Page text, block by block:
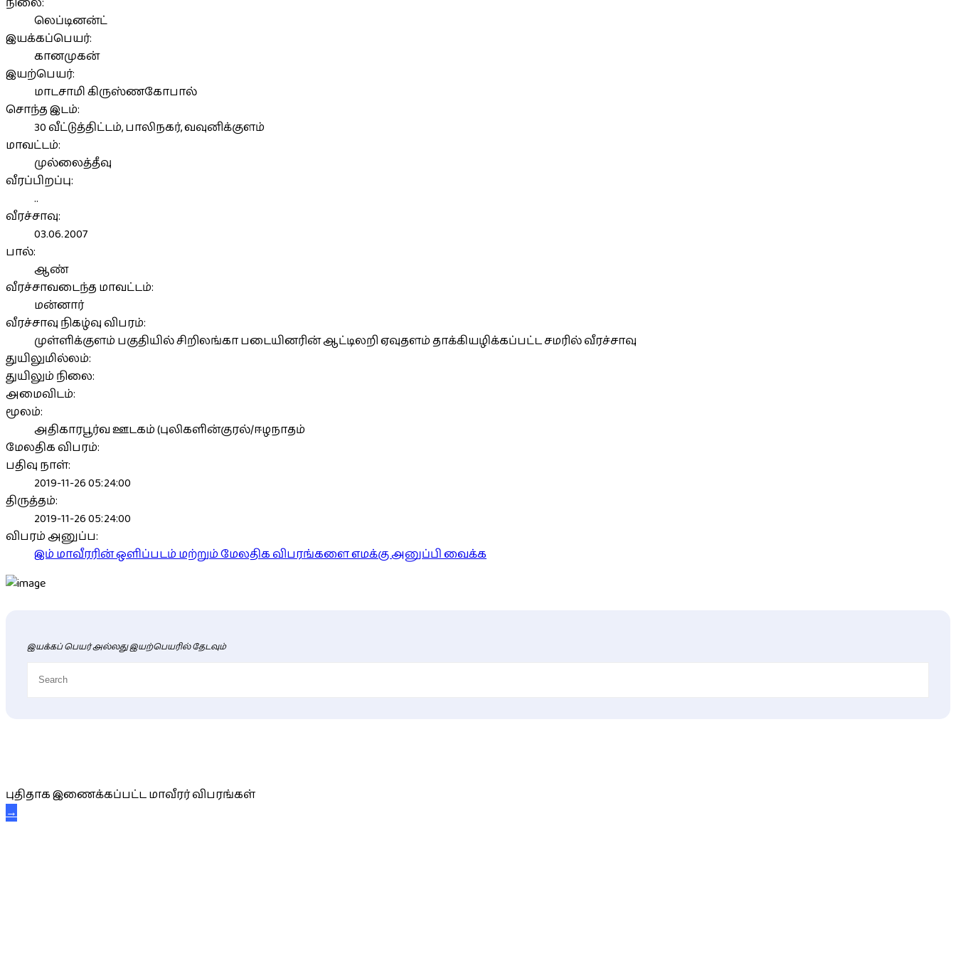
லெப்டினன்ட்
இயக்கப்பெயர்:
கானமுகன்
இயற்பெயர்:
மாடசாமி கிருஸ்ணகோபால்
சொந்த இடம்:
30 வீட்டுத்திட்டம், பாலிநகர், வவுனிக்குளம்
மாவட்டம்:
முல்லைத்தீவு
வீரப்பிறப்பு:
..
வீரச்சாவு:
03.06.2007
பால்:
ஆண்
வீரச்சாவடைந்த மாவட்டம்:
மன்னார்
வீரச்சாவு நிகழ்வு விபரம்:
முள்ளிக்குளம் பகுதியில் சிறிலங்கா படையினரின் ஆட்டிலறி ஏவுதளம் தாக்கியழிக்கப்பட்ட சமரில் வீரச்சாவு
துயிலுமில்லம்:
துயிலும் நிலை:
அமைவிடம்:
மூலம்:
அதிகாரபூர்வ ஊடகம் (புலிகளின்குரல்/ஈழநாதம்
மேலதிக விபரம்:
பதிவு நாள்:
2019-11-26 05:24:00
திருத்தம்:
2019-11-26 05:24:00
விபரம் அனுப்ப:
இம் மாவீரரின் ஒளிப்படம் மற்றும் மேலதிக விபரங்களை எமக்கு அனுப்பி வைக்க
இயக்கப் பெயர் அல்லது இயற்பெயரில் தேடவும்
புதிதாக இணைக்கப்பட்ட மாவீரர் விபரங்கள்
→